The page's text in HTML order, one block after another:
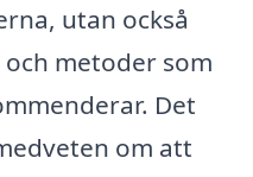
utan också
metoder som
Det
om att